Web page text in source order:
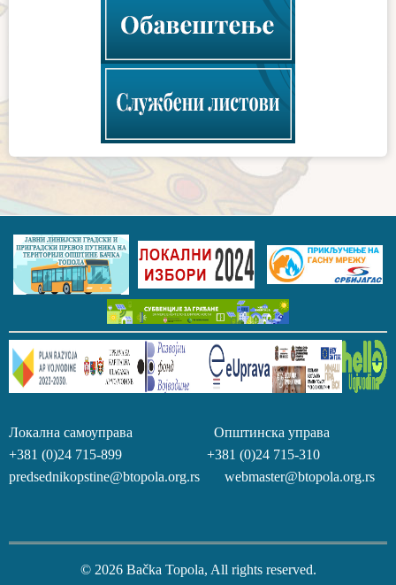
Локална самоуправа Општинска управа
+381 (0)24 715-899 +381 (0)24 715-310
predsednikopstine@btopola.org.rs webmaster@btopola.org.rs
© 2026 Bačka Topola, All rights reserved.